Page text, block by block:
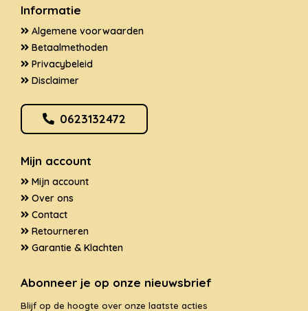
Informatie
Algemene voorwaarden
Betaalmethoden
Privacybeleid
Disclaimer
0623132472
Mijn account
Mijn account
Over ons
Contact
Retourneren
Garantie & Klachten
Abonneer je op onze nieuwsbrief
Blijf op de hoogte over onze laatste acties